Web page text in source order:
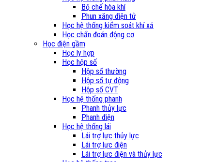
Bộ chế hòa khí
Phun xăng điện tử
Học hệ thống kiểm soát khí xả
Học chẩn đoán động cơ
Học điện gầm
Học ly hợp
Học hộp số
Hộp số thường
Hộp số tự động
Hộp số CVT
Học hệ thống phanh
Phanh thủy lực
Phanh điện
Học hệ thống lái
Lái trợ lực thủy lực
Lái trợ lực điện
Lái trợ lực điện và thủy lực